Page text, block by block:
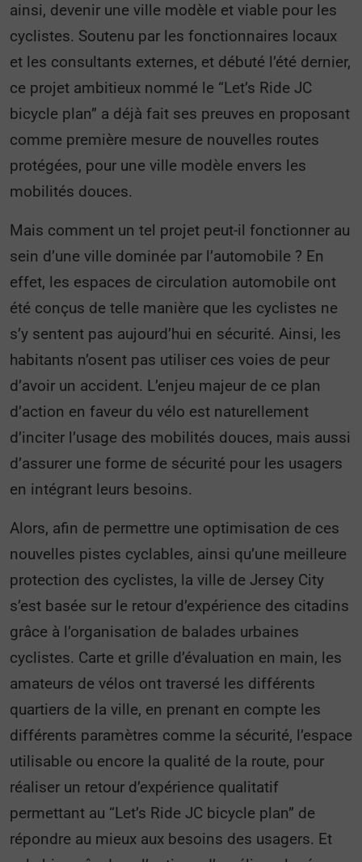
ainsi, devenir une ville modèle et viable pour les
cyclistes. Soutenu par les fonctionnaires locaux
et les consultants externes, et débuté l’été dernier,
ce projet ambitieux nommé le “Let’s Ride JC
bicycle plan” a déjà fait ses preuves en proposant
comme première mesure de nouvelles routes
protégées, pour une ville modèle envers les
mobilités douces.
Mais comment un tel projet peut-il fonctionner au
sein d’une ville dominée par l’automobile ? En
effet, les espaces de circulation automobile ont
été conçus de telle manière que les cyclistes ne
s’y sentent pas aujourd’hui en sécurité. Ainsi, les
habitants n’osent pas utiliser ces voies de peur
d’avoir un accident. L’enjeu majeur de ce plan
d’action en faveur du vélo est naturellement
d’inciter l’usage des mobilités douces, mais aussi
d’assurer une forme de sécurité pour les usagers
en intégrant leurs besoins.
Alors, afin de permettre une optimisation de ces
nouvelles pistes cyclables, ainsi qu’une meilleure
protection des cyclistes, la ville de Jersey City
s’est basée sur le retour d’expérience des citadins
grâce à l’organisation de balades urbaines
cyclistes. Carte et grille d’évaluation en main, les
amateurs de vélos ont traversé les différents
quartiers de la ville, en prenant en compte les
différents paramètres comme la sécurité, l’espace
utilisable ou encore la qualité de la route, pour
réaliser un retour d’expérience qualitatif
permettant au “Let’s Ride JC bicycle plan” de
répondre au mieux aux besoins des usagers. Et